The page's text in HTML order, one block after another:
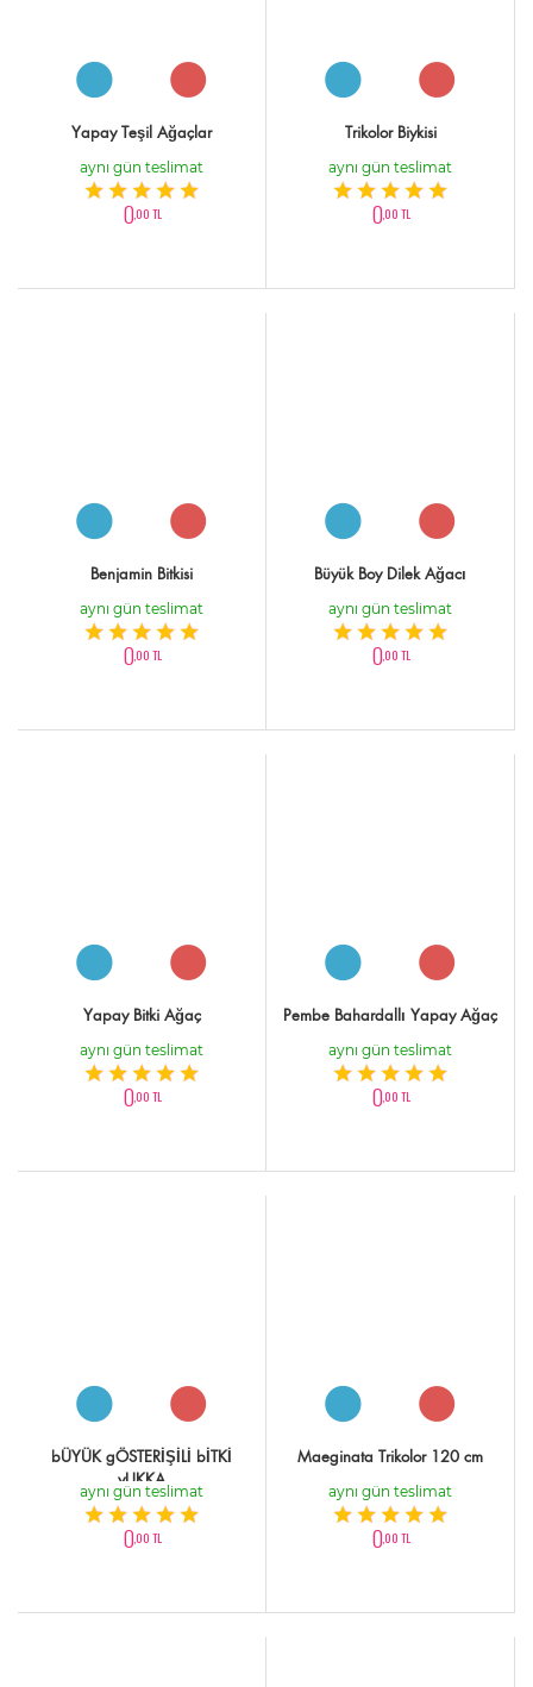
Yapay Teşil Ağaçlar
aynı gün teslimat
0,00 TL
Trikolor Biykisi
aynı gün teslimat
0,00 TL
Benjamin Bitkisi
aynı gün teslimat
0,00 TL
Büyük Boy Dilek Ağacı
aynı gün teslimat
0,00 TL
Yapay Bitki Ağaç
aynı gün teslimat
0,00 TL
Pembe Bahardallı Yapay Ağaç
aynı gün teslimat
0,00 TL
bÜYÜK gÖSTERİŞİLİ bİTKİ
yUKKA
aynı gün teslimat
0,00 TL
Maeginata Trikolor 120 cm
aynı gün teslimat
0,00 TL